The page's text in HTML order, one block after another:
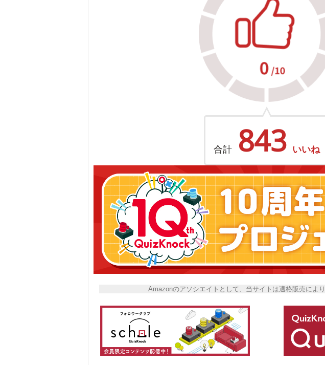
合計 843 いいね
Amazonのアソシエイトとして、当サイトは適格販売によ